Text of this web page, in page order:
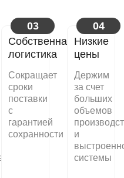
03
Собственная
логистика
Сокращает
сроки
поставки
с
гарантией
сохранности
04
Низкие
цены
Держим
за счет
больших
объемов
и
системы